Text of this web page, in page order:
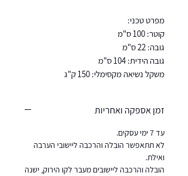
מפרט טכני:
קוטר: 100 ס"מ
גובה: 22 ס"מ
גובה הידית: 104 ס"מ
משקל נשיאה מקסימלי: 150 ק"ג
זמן אספקה ואחריות
עד 7 ימי עסקים.
לא תתאפשר הובלה והרכבה ליישובי הערבה
ואילת.
הובלה והרכבה ליישובים מעבר לקו הירוק, ישנה